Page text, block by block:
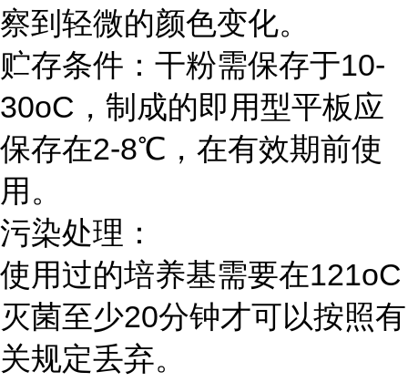
察到轻微的颜色变化。
贮存条件：干粉需保存于10-
30oC，制成的即用型平板应
保存在2-8℃，在有效期前使
用。
污染处理：
使用过的培养基需要在121oC
灭菌至少20分钟才可以按照有
关规定丢弃。